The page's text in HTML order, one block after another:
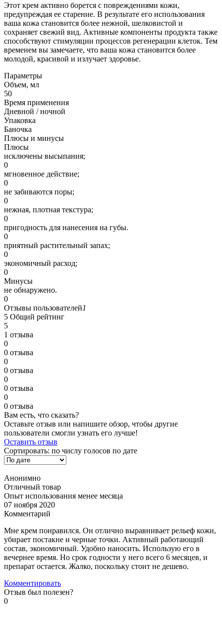
Этот крем активно борется с повреждениями кожи,
предупреждая ее старение. В результате его использования
ваша кожа становится более нежной, шелковистой и
сохраняет свежий вид. Активные компоненты продукта также
способствуют стимуляции процессов регенерации клеток. Тем
временем вы замечаете, что ваша кожа становится более
молодой, красивой и излучает здоровье.
Параметры
Объем, мл
50
Время применения
Дневной / ночной
Упаковка
Баночка
Плюсы и минусы
Плюсы
исключены высыпания;
0
мгновенное действие;
0
не забиваются поры;
0
нежная, плотная текстура;
0
пригодность для нанесения на губы.
0
приятный растительный запах;
0
экономичный расход;
0
Минусы
не обнаружено.
0
Отзывы пользователей1
5 Общий рейтинг
5
1 отзыва
0
0 отзыва
0
0 отзыва
0
0 отзыва
0
0 отзыва
Вам есть, что сказать?
Оставьте отзыв или напишите обзор, чтобы другие
пользователи смогли узнать его лучше!
Оставить отзыв
Сортировать: по числу голосов по дате
Анонимно
Отличный товар
Опыт использования менее месяца
07 ноября 2020
Комментарий
Мне крем понравился. Он отлично выравнивает рельеф кожи,
убирает постакне и черные точки. Активный работающий
состав, экономичный. Удобно наносить. Использую его в
вечернее время. Но срок годности у него всего 6 месяцев, и
препарат остается. Жалко, поскольку стоит не дешево.
Комментировать
Отзыв был полезен?
0